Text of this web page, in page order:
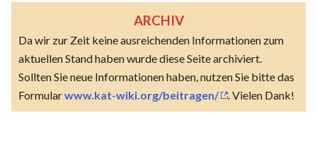
ARCHIV
Da wir zur Zeit keine ausreichenden Informationen zum
aktuellen Stand haben wurde diese Seite archiviert.
Sollten Sie neue Informationen haben, nutzen Sie bitte das
Formularwww.kat-wiki.org/beitragen/ . Vielen Dank!